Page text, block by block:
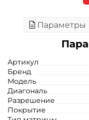
Параметры
Артикул
Бренд
Модель
Диагональ
Разрешение
Покрытие